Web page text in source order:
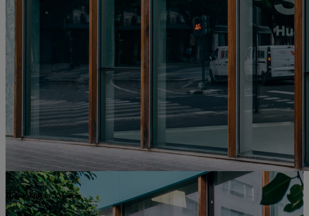
Hub Empresa València